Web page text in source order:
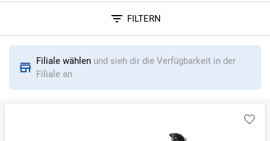
FILTERN
Sortieren nach
RELEVANZ
BESTSELLER ERSPARNIS IN %
Filiale wählen und sieh dir die Verfügbarkeit in der
Filiale an